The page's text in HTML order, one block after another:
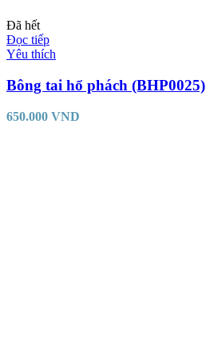
Đã hết
Đọc tiếp
Yêu thích
Bông tai hổ phách (BHP0025)
650.000 VND